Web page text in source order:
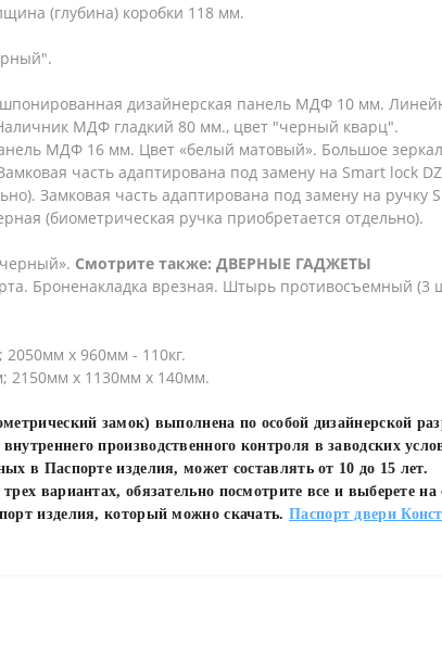
(глубина) коробки 118 мм.
дизайнерская панель МДФ 10 мм.
МДФ гладкий 80 мм., цвет "черный кварц".
МДФ 16 мм. Цвет «белый матовый». Большое
часть адаптирована под замену на Smart lock
Замковая часть адаптирована под замену на ручку
(биометрическая ручка приобретается отдельно).
Смотрите также: ДВЕРНЫЕ ГАДЖЕТЫ
Броненакладка врезная. Штырь противосъемный (3
х 960мм - 110кг.
2150мм х 1130мм х 140мм.
замок) выполнена по особой дизайнерской
производственного контроля в заводских
в Паспорте изделия, может составлять от 10 до 15 лет.
вариантах, обязательно посмотрите все и выберете на
изделия, который можно скачать. Паспорт двери